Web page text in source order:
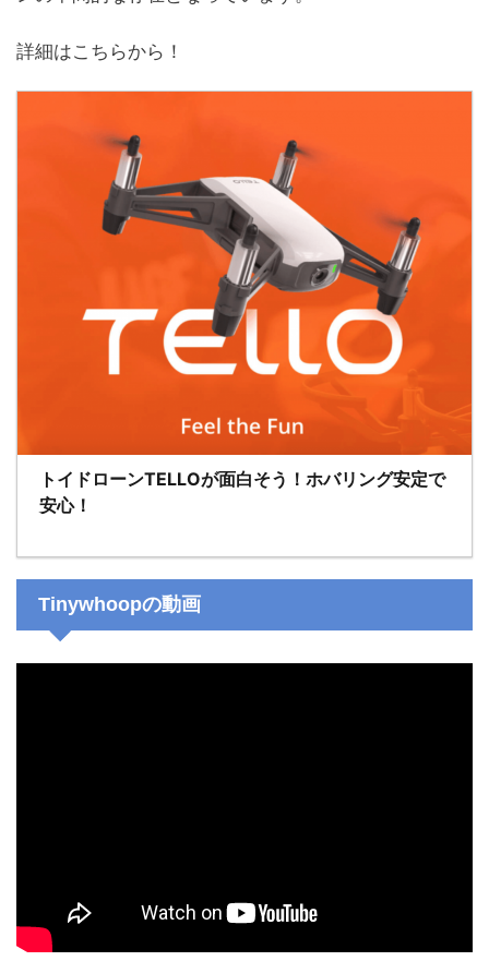
詳細はこちらから！
トイドローンTELLOが面白そう！ホバリング安定で
安心！
Tinywhoopの動画